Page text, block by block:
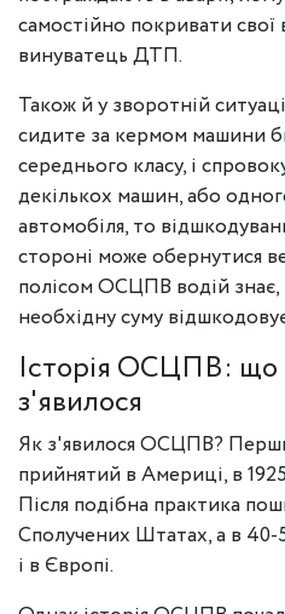
самостійно покривати
винуватець ДТП.
Також й у зворотній
сидите за кермом машини
середнього класу, і
декількох машин, або
автомобіля, то
стороні може обернутися
полісом ОСЦПВ водій знає,
необхідну суму
Історія ОСЦПВ: що
з'явилося
Як з'явилося ОСЦПВ?
прийнятий в Америці, в
Після подібна практика
Сполучених Штатах, а в 40-
і в Європі.